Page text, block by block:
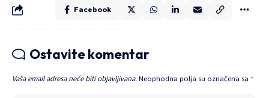
Facebook
Ostavite komentar
Vaša email adresa neće biti objavljivana. Neophodna polja su označena sa *